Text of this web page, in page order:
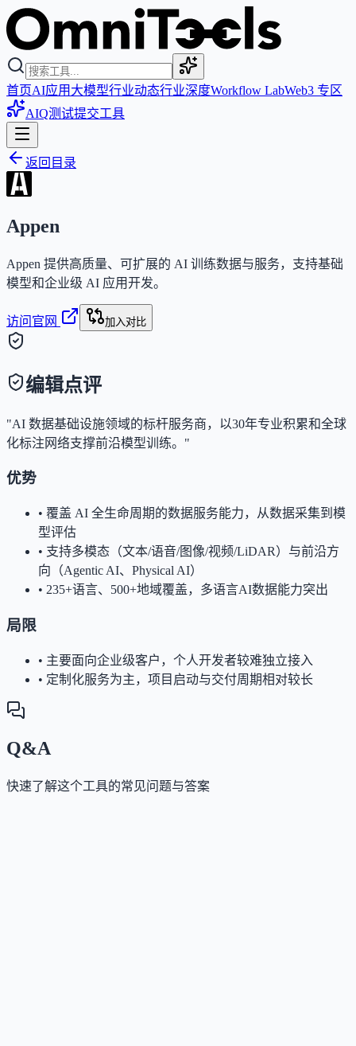
首页AI应用 大模型行业动态行业深度Workflow LabWeb3 专区
AIQ测试提交工具
返回目录
Appen
Appen 提供高质量、可扩展的 AI 训练数据与服务，支持基础
模型和企业级 AI 应用开发。
访问官网 加入对比
编辑点评
"AI 数据基础设施领域的标杆服务商，以30年专业积累和全球
化标注网络支撑前沿模型训练。"
优势
• 覆盖 AI 全生命周期的数据服务能力，从数据采集到模
型评估
• 支持多模态（文本/语音/图像/视频/LiDAR）与前沿方
向（Agentic AI、Physical AI）
• 235+语言、500+地域覆盖，多语言AI数据能力突出
局限
• 主要面向企业级客户，个人开发者较难独立接入
• 定制化服务为主，项目启动与交付周期相对较长
Q&A
快速了解这个工具的常见问题与答案